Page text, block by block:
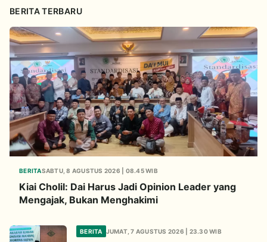
BERITA TERBARU
BERITASABTU, 8 AGUSTUS 2026 | 08.45 WIB
Kiai Cholil: Dai Harus Jadi Opinion Leader yang
Mengajak, Bukan Menghakimi
BERITA JUMAT, 7 AGUSTUS 2026 | 23.30 WIB